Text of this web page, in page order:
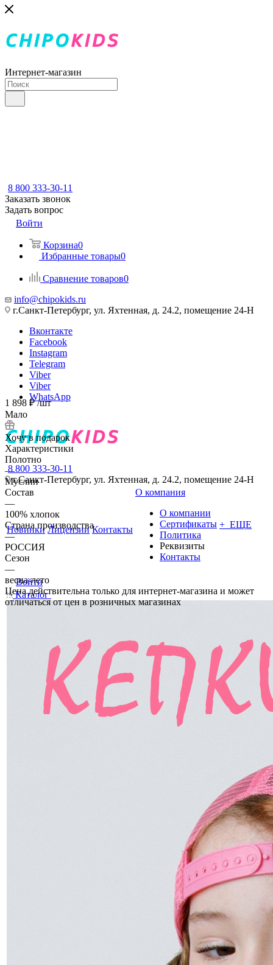
Интернет-магазин
8 800 333-30-11
Заказать звонок
Задать вопрос
Войти
Корзина0
Избранные товары0
Сравнение товаров0
info@chipokids.ru
г.Санкт-Петербург, ул. Яхтенная, д. 24.2, помещение 24-Н
Вконтакте
Facebook
Instagram
Telegram
Viber
Viber
WhatsApp
8 800 333-30-11
г.Санкт-Петербург, ул. Яхтенная, д. 24.2, помещение 24-Н
Новинки Лицензии Контакты
О компания
О компании
Сертификаты
Политика
Реквизиты
Контакты
+ ЕЩЕ
Войти
Каталог
1 898 ₽ /шт
Мало
Хочу в подарок
Характеристики
Полотно
—
Муслин
Состав
—
100% хлопок
Страна производства
—
РОССИЯ
Сезон
—
весна-лето
Цена действительна только для интернет-магазина и может
отличаться от цен в розничных магазинах